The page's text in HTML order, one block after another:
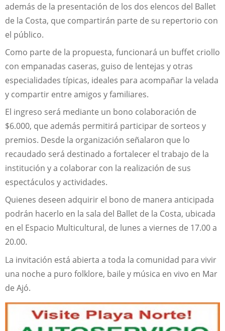
además de la presentación de los dos elencos del Ballet
de la Costa, que compartirán parte de su repertorio con
el público.
Como parte de la propuesta, funcionará un buffet criollo
con empanadas caseras, guiso de lentejas y otras
especialidades típicas, ideales para acompañar la velada
y compartir entre amigos y familiares.
El ingreso será mediante un bono colaboración de
$6.000, que además permitirá participar de sorteos y
premios. Desde la organización señalaron que lo
recaudado será destinado a fortalecer el trabajo de la
institución y a colaborar con la realización de sus
espectáculos y actividades.
Quienes deseen adquirir el bono de manera anticipada
podrán hacerlo en la sala del Ballet de la Costa, ubicada
en el Espacio Multicultural, de lunes a viernes de 17.00 a
20.00.
La invitación está abierta a toda la comunidad para vivir
una noche a puro folklore, baile y música en vivo en Mar
de Ajó.